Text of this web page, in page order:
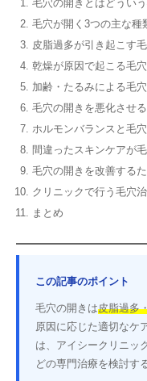
毛穴の開きとはどうい
毛穴が開く3つの主な種
皮脂過多が引き起こす
乾燥が原因で起こる毛
加齢・たるみによる毛
毛穴の開きを悪化させ
ホルモンバランスと毛
間違ったスキンケアが
毛穴の開きを改善する
クリニックで行う毛穴
まとめ
この記事のポイント
毛穴の開きは皮脂過多
原因に応じた適切なケ
は、アイシークリニッ
どの専門治療を検討す